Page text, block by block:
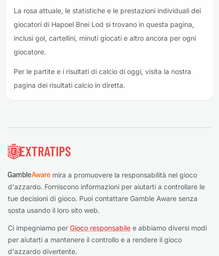
La rosa attuale, le statistiche e le prestazioni individuali dei
giocatori di Hapoel Bnei Lod si trovano in questa pagina,
inclusi gol, cartellini, minuti giocati e altro ancora per ogni
giocatore.
Per le partite e i risultati di calcio di oggi, visita la nostra
pagina dei risultati calcio in diretta.
mira a promuovere la responsabilità nel gioco
d'azzardo. Forniscono informazioni per aiutarti a controllare le
tue decisioni di gioco. Puoi contattare Gamble Aware senza
sosta usando il loro sito web.
Ci impegniamo per Gioco responsabile e abbiamo diversi modi
per aiutarti a mantenere il controllo e a rendere il gioco
d'azzardo divertente.